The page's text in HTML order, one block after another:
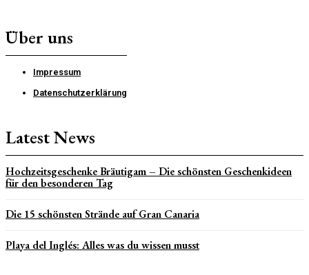
Über uns
Impressum
Datenschutzerklärung
Latest News
Hochzeitsgeschenke Bräutigam – Die schönsten Geschenkideen
für den besonderen Tag
Die 15 schönsten Strände auf Gran Canaria
Playa del Inglés: Alles was du wissen musst